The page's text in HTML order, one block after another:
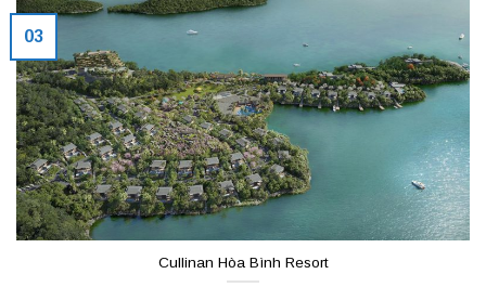
Cullinan Hòa Bình Resort
03